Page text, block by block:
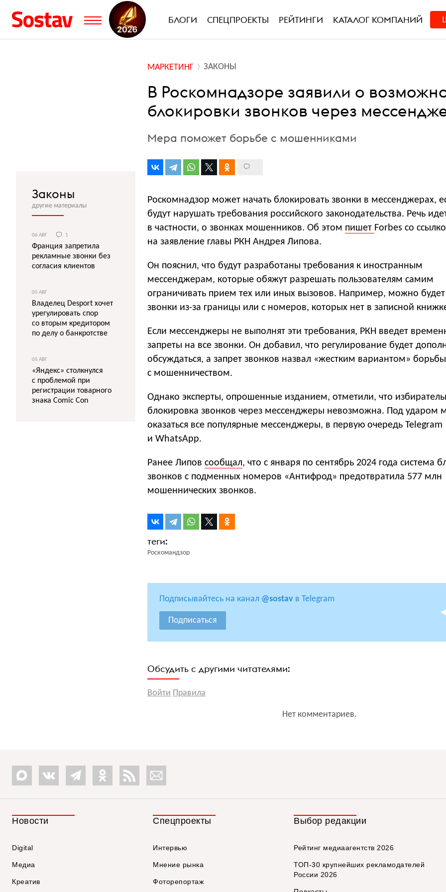
БЛОГИ СПЕЦПРОЕКТЫ РЕЙТИНГИ КАТАЛОГ КОМПАНИЙ
МАРКЕТИНГ ЗАКОНЫ
В Роскомнадзоре заявили о
блокировки звонков через
Мера поможет борьбе с мошенниками
Роскомнадзор может начать блокировать звонки в мессенджерах,
будут нарушать требования российского законодательства. Речь
в частности, о звонках мошенников. Об этом пишет Forbes со
на заявление главы РКН Андрея Липова.
Он пояснил, что будут разработаны требования к иностранным
мессенджерам, которые обяжут разрешать пользователям самим
ограничивать прием тех или иных вызовов. Например, можно будет
звонки из-за границы или с номеров, которых нет в записной
Если мессенджеры не выполнят эти требования, РКН введет
запреты на все звонки. Он добавил, что регулирование будет
обсуждаться, а запрет звонков назвал «жестким вариантом» борьбы
с мошенничеством.
Однако эксперты, опрошенные изданием, отметили, что
блокировка звонков через мессенджеры невозможна. Под ударом
оказаться все популярные мессенджеры, в первую очередь Telegram
и WhatsApp.
Ранее Липов сообщал, что с января по сентябрь 2024 года система
звонков с подменных номеров «Антифрод» предотвратила 577 млн
мошеннических звонков.
Роскомандзор
Подписывайтесь на канал @sostav в Telegram
Подписаться
Обсудить с другими читателями:
Войти Правила
Нет комментариев.
Законы
другие материалы
06 АВГ 1
Франция запретила
рекламные звонки без
согласия клиентов
05 АВГ
Владелец Desport хочет
урегулировать спор
со вторым кредитором
по делу о банкротстве
05 АВГ
«Яндекс» столкнулся
с проблемой при
регистрации товарного
знака Comic Con
Новости
Digital
Медиа
Креатив
Спецпроекты
Интервью
Мнение рынка
Фоторепортаж
Выбор редакции
Рейтинг медиаагентств 2026
ТОП-30 крупнейших рекламодателей
России 2026